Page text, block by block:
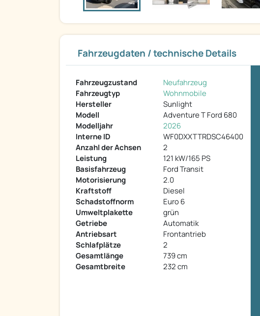
Fahrzeugdaten / technische Details
Fahrzeugzustand
Neufahrzeug
Fahrzeugtyp
Wohnmobile
Hersteller
Sunlight
Modell
Adventure T Ford 680
Modelljahr
2026
Interne ID
WF0DXXTTRDSC46400
Anzahl der Achsen
2
Leistung
121 kW/165 PS
Basisfahrzeug
Ford Transit
Motorisierung
2.0
Kraftstoff
Diesel
Schadstoffnorm
Euro 6
Umweltplakette
grün
Getriebe
Automatik
Antriebsart
Frontantrieb
Schlafplätze
2
Gesamtlänge
739 cm
Gesamtbreite
232 cm